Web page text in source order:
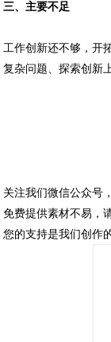
三、主要不足
工作创新还不够，开
复杂问题、探索创新
关注我们微信公众号
免费提供素材不易，
您的支持是我们创作